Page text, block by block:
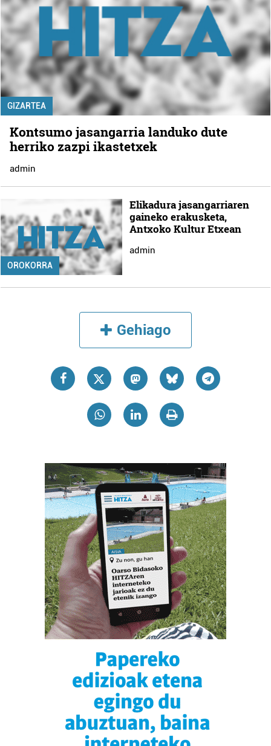
GIZARTEA
Kontsumo jasangarria landuko dute
herriko zazpi ikastetxek
admin
OROKORRA
Elikadura jasangarriaren
gaineko erakusketa,
Antxoko Kultur Etxean
admin
Gehiago